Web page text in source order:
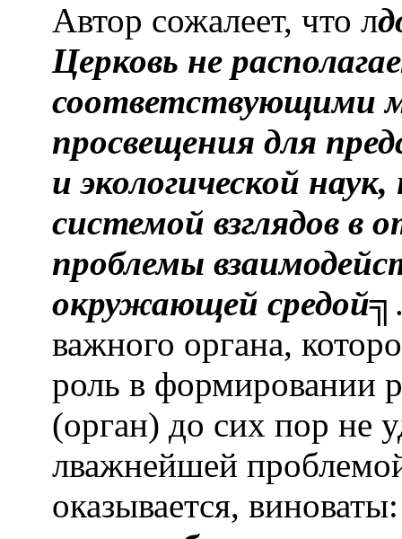
Автор сожалеет, что л
Церковь не
соответствующими
просвещения для
и экологической
системой взглядов
проблемы
окружающей средой
важного органа,
роль в формировании
(орган) до сих пор не
лважнейшей
оказывается,